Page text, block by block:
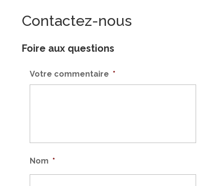
Contactez-nous
Foire aux questions
Votre commentaire *
Nom *